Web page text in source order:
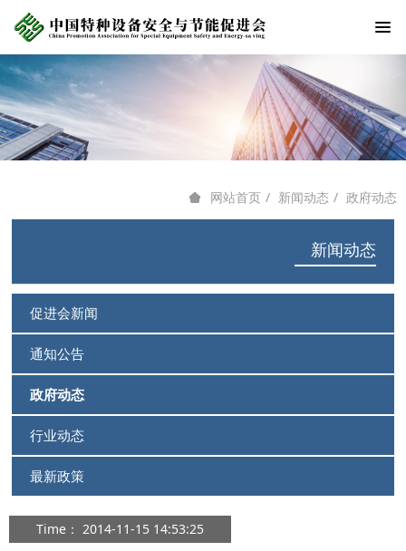
新闻动态
促进会新闻
通知公告
政府动态
行业动态
最新政策
网站首页 新闻动态 政府动态
Time： 2014-11-15 14:53:25